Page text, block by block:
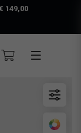
€ 149,00